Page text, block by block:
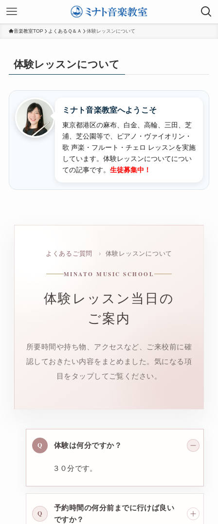
音楽教室TOP よくあるＱ＆Ａ 体験レッスンについて
体験レッスンについて
ミナト音楽教室へようこそ
東京都港区の麻布、白金、高輪、三田、芝
浦、芝公園等で、ピアノ・ヴァイオリン・
歌 声楽・フルート・チェロ レッスンを実施
しています。 体験レッスンについてについ
ての記事です。 生徒募集中！
よくあるご質問 › 体験レッスンについて
MINATO MUSIC SCHOOL
体験レッスン当日の
ご案内
所要時間や持ち物、アクセスなど、ご来校前に確
認しておきたい内容をまとめました。気になる項
目をタップしてご覧ください。
Q 体験は何分ですか？
３０分です。
Q
予約時間の何分前までに行けば良い
ですか？